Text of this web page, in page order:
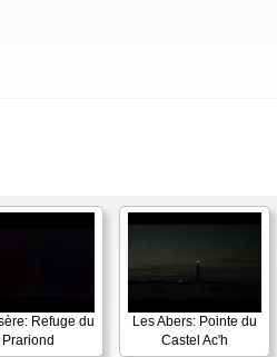
Refuge du
Prariond
Les Abers: Pointe du
Castel Ac'h